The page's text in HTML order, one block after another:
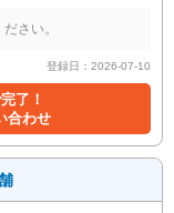
さい。
登録日：2026-07-10
了！
合わせ